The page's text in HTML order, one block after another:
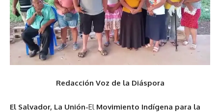
Redacción Voz de la Diáspora
El Salvador, La Unión-El Movimiento Indígena para la